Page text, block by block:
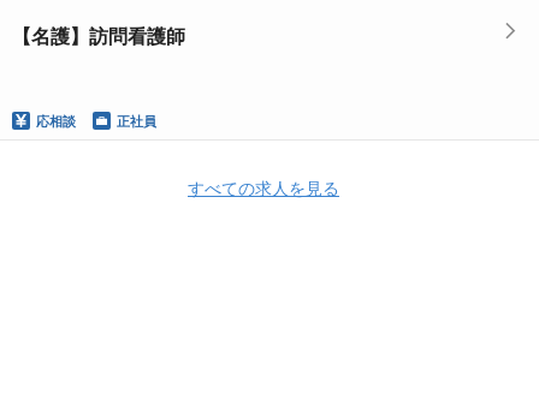
【名護】訪問看護師
応相談 正社員
すべての求人を見る